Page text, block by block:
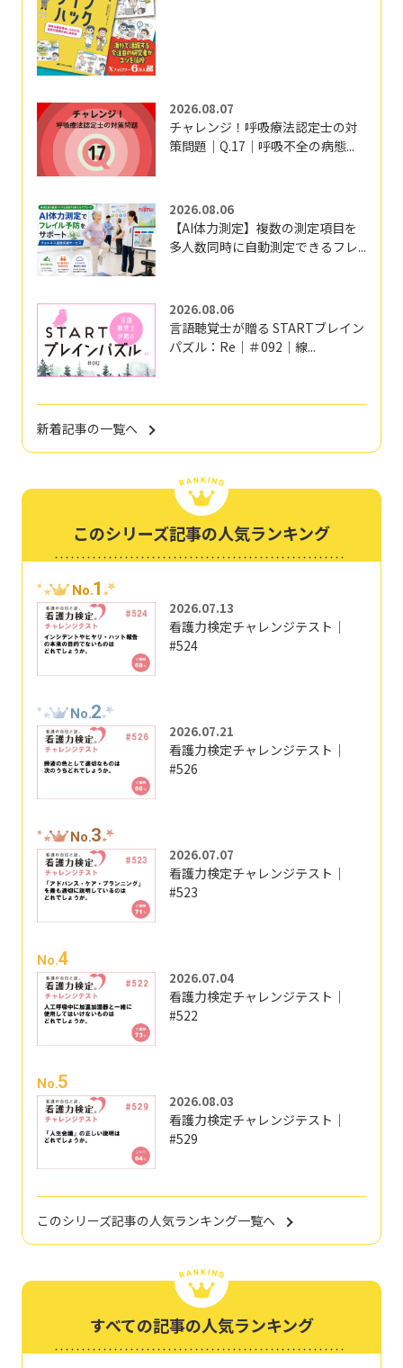
2026.08.07
チャレンジ！呼吸療法認定士の対
策問題｜Q.17｜呼吸不全の病態...
2026.08.06
【AI体力測定】複数の測定項目を
多人数同時に自動測定できるフレ...
2026.08.06
言語聴覚士が贈る STARTブレイン
パズル：Re｜＃092｜線...
新着記事の一覧へ
このシリーズ記事の人気ランキング
No.1
2026.07.13
看護力検定チャレンジテスト｜
#524
No.2
2026.07.21
看護力検定チャレンジテスト｜
#526
No.3
2026.07.07
看護力検定チャレンジテスト｜
#523
No.4
2026.07.04
看護力検定チャレンジテスト｜
#522
No.5
2026.08.03
看護力検定チャレンジテスト｜
#529
このシリーズ記事の人気ランキング一覧へ
すべての記事の人気ランキング